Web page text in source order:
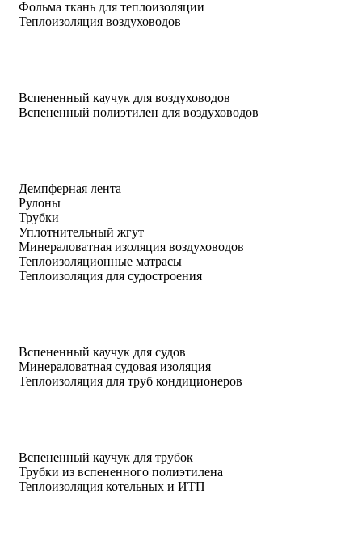
Фольма ткань для теплоизоляции
Теплоизоляция воздуховодов
Вспененный каучук для воздуховодов
Вспененный полиэтилен для воздуховодов
Демпферная лента
Рулоны
Трубки
Уплотнительный жгут
Минераловатная изоляция воздуховодов
Теплоизоляционные матрасы
Теплоизоляция для судостроения
Вспененный каучук для судов
Минераловатная судовая изоляция
Теплоизоляция для труб кондиционеров
Вспененный каучук для трубок
Трубки из вспененного полиэтилена
Теплоизоляция котельных и ИТП